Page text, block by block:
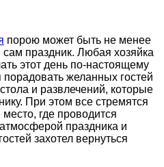
порою может быть не менее
праздник. Любая хозяйка
этот день по-настоящему
желанных гостей
и развлечений, которые
При этом все стремятся
где проводится
праздника и
захотел вернуться